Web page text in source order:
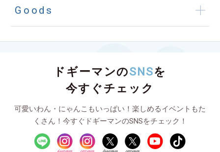
Goods
ドギーマンのSNSを
今すぐチェック
可愛いわん・にゃんこもいっぱい！楽しめるイベントもた
くさん！今すぐドギーマンのSNSをチェック！